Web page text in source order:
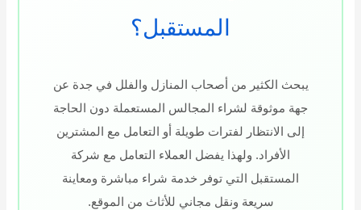
المستقبل؟
يبحث الكثير من أصحاب المنازل والفلل في جدة عن
جهة موثوقة لشراء المجالس المستعملة دون الحاجة
إلى الانتظار لفترات طويلة أو التعامل مع المشترين
الأفراد. ولهذا يفضل العملاء التعامل مع شركة
المستقبل التي توفر خدمة شراء مباشرة ومعاينة
سريعة ونقل مجاني للأثاث من الموقع.